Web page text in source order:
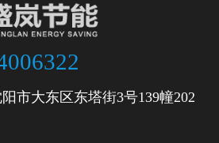
市大东区东塔街3号139幢202